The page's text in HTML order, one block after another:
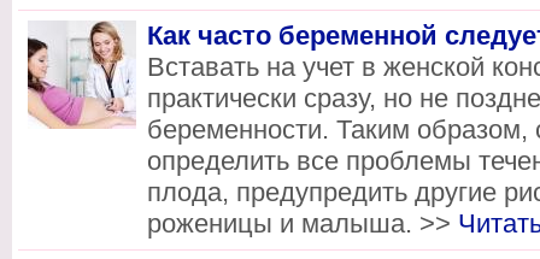
Как часто беременной
Вставать на учет в женской
практически сразу, но не
беременности. Таким
определить все проблемы
плода, предупредить другие
роженицы и малыша. >>